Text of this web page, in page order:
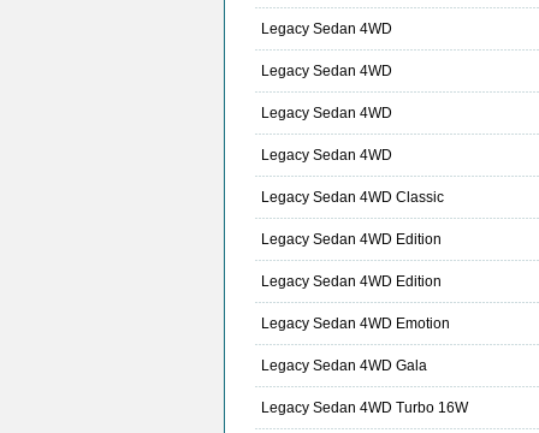
Legacy Sedan 4WD
Legacy Sedan 4WD
Legacy Sedan 4WD
Legacy Sedan 4WD
Legacy Sedan 4WD Classic
Legacy Sedan 4WD Edition
Legacy Sedan 4WD Edition
Legacy Sedan 4WD Emotion
Legacy Sedan 4WD Gala
Legacy Sedan 4WD Turbo 16W